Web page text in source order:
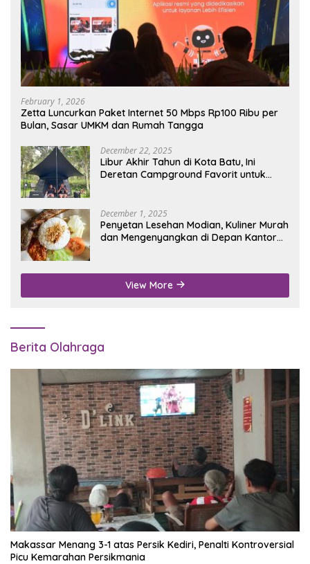
February 1, 2026
Zetta Luncurkan Paket Internet 50 Mbps Rp100 Ribu per
Bulan, Sasar UMKM dan Rumah Tangga
December 22, 2025
Libur Akhir Tahun di Kota Batu, Ini
Deretan Campground Favorit untuk
December 1, 2025
Penyetan Lesehan Modian, Kuliner Murah
dan Mengenyangkan di Depan Kantor
View More
Berita Olahraga
Makassar Menang 3-1 atas Persik Kediri, Penalti Kontroversial
Picu Kemarahan Persikmania